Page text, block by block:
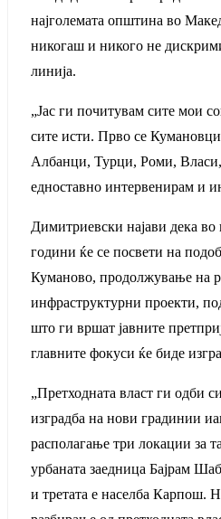
најголемата општина во
никогаш и никого не
линија.
„Јас ги почитувам сите мои
сите исти. Прво се
Албанци, Турци, Роми, Власи,
едноставно интервенирам и
Димитриевски најави дека во
години ќе се посвети на
Куманово, продолжување на
инфраструктурни проекти,
што ги вршат јавните
главните фокуси ќе биде
„Претходната власт ги одби
изградба на нови градинии
располагање три локации за
урбаната заедница Бајрам
и третата е населба Карпош.